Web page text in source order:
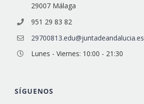
29007 Málaga
951 29 83 82
29700813.edu@juntadeandalucia.es
Lunes - Viernes: 10:00 - 21:30
SÍGUENOS